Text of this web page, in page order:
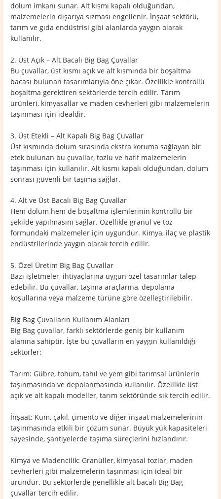
dolum imkanı sunar. Alt kısmı kapalı olduğundan,
malzemelerin dışarıya sızması engellenir. İnşaat sektörü,
tarım ve gıda endüstrisi gibi alanlarda yaygın olarak
kullanılır.
2. Üst Açık – Alt Bacalı Big Bag Çuvallar
Bu çuvallar, üst kısmı açık ve alt kısmında bir boşaltma
bacası bulunan tasarımlarıyla öne çıkar. Özellikle kontrollü
boşaltma gerektiren sektörlerde tercih edilir. Tarım
ürünleri, kimyasallar ve maden cevherleri gibi malzemelerin
taşınması için idealdir.
3. Üst Etekli – Alt Kapalı Big Bag Çuvallar
Üst kısmında dolum sırasında ekstra koruma sağlayan bir
etek bulunan bu çuvallar, tozlu ve hafif malzemelerin
taşınması için kullanılır. Alt kısmı kapalı olduğundan, dolum
sonrası güvenli bir taşıma sağlar.
4. Alt ve Üst Bacalı Big Bag Çuvallar
Hem dolum hem de boşaltma işlemlerinin kontrollü bir
şekilde yapılmasını sağlar. Özellikle granül ve toz
formundaki malzemeler için uygundur. Kimya, ilaç ve plastik
endüstrilerinde yaygın olarak tercih edilir.
5. Özel Üretim Big Bag Çuvallar
Bazı işletmeler, ihtiyaçlarına uygun özel tasarımlar talep
edebilir. Bu çuvallar, taşıma araçlarına, depolama
koşullarına veya malzeme türüne göre özelleştirilebilir.
Big Bag Çuvalların Kullanım Alanları
Big Bag çuvallar, farklı sektörlerde geniş bir kullanım
alanına sahiptir. İşte bu çuvalların en yaygın kullanıldığı
sektörler:
Tarım: Gübre, tohum, tahıl ve yem gibi tarımsal ürünlerin
taşınmasında ve depolanmasında kullanılır. Özellikle üst
açık ve alt kapalı modeller, tarım sektöründe sık tercih edilir.
İnşaat: Kum, çakıl, çimento ve diğer inşaat malzemelerinin
taşınmasında etkili bir çözüm sunar. Büyük yük kapasiteleri
sayesinde, şantiyelerde taşıma süreçlerini hızlandırır.
Kimya ve Madencilik: Granüller, kimyasal tozlar, maden
cevherleri gibi malzemelerin taşınması için ideal bir
üründür. Bu sektörlerde genellikle alt bacalı Big Bag
çuvallar tercih edilir.